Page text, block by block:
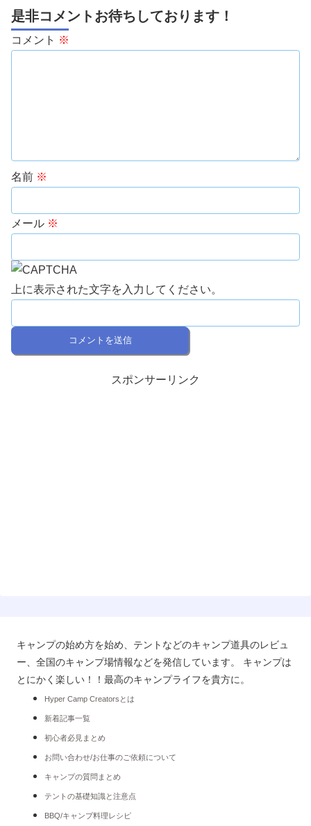
是非コメントお待ちしております！
コメント ※
名前 ※
メール ※
上に表示された文字を入力してください。
スポンサーリンク
キャンプの始め方を始め、テントなどのキャンプ道具のレビュ
ー、全国のキャンプ場情報などを発信しています。 キャンプは
とにかく楽しい！！最高のキャンプライフを貴方に。
Hyper Camp Creatorsとは
新着記事一覧
初心者必見まとめ
お問い合わせ/お仕事のご依頼について
キャンプの質問まとめ
テントの基礎知識と注意点
BBQ/キャンプ料理レシピ